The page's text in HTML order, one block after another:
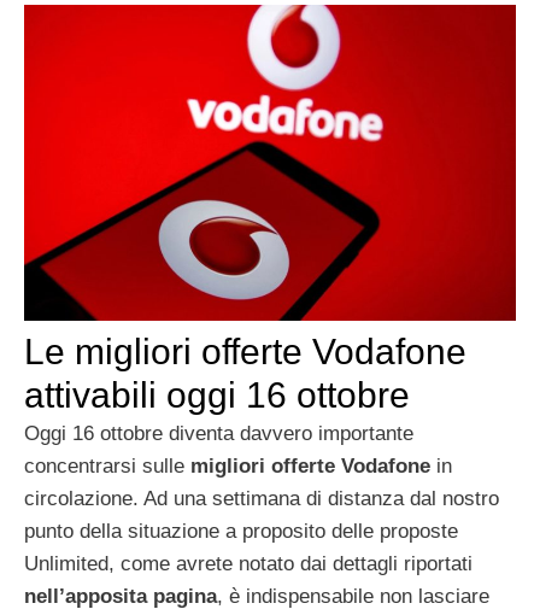
Le migliori offerte Vodafone
attivabili oggi 16 ottobre
Oggi 16 ottobre diventa davvero importante
concentrarsi sulle migliori offerte Vodafone in
circolazione. Ad una settimana di distanza dal nostro
punto della situazione a proposito delle proposte
Unlimited, come avrete notato dai dettagli riportati
nell’apposita pagina, è indispensabile non lasciare